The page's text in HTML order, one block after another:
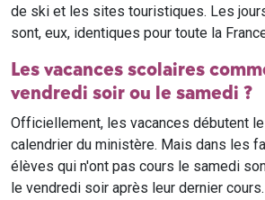
de ski et les sites touristiques. Les
sont, eux, identiques pour toute la
Les vacances scolaires
vendredi soir ou le samedi ?
Officiellement, les vacances débutent
calendrier du ministère. Mais dans les
élèves qui n'ont pas cours le samedi
le vendredi soir après leur dernier